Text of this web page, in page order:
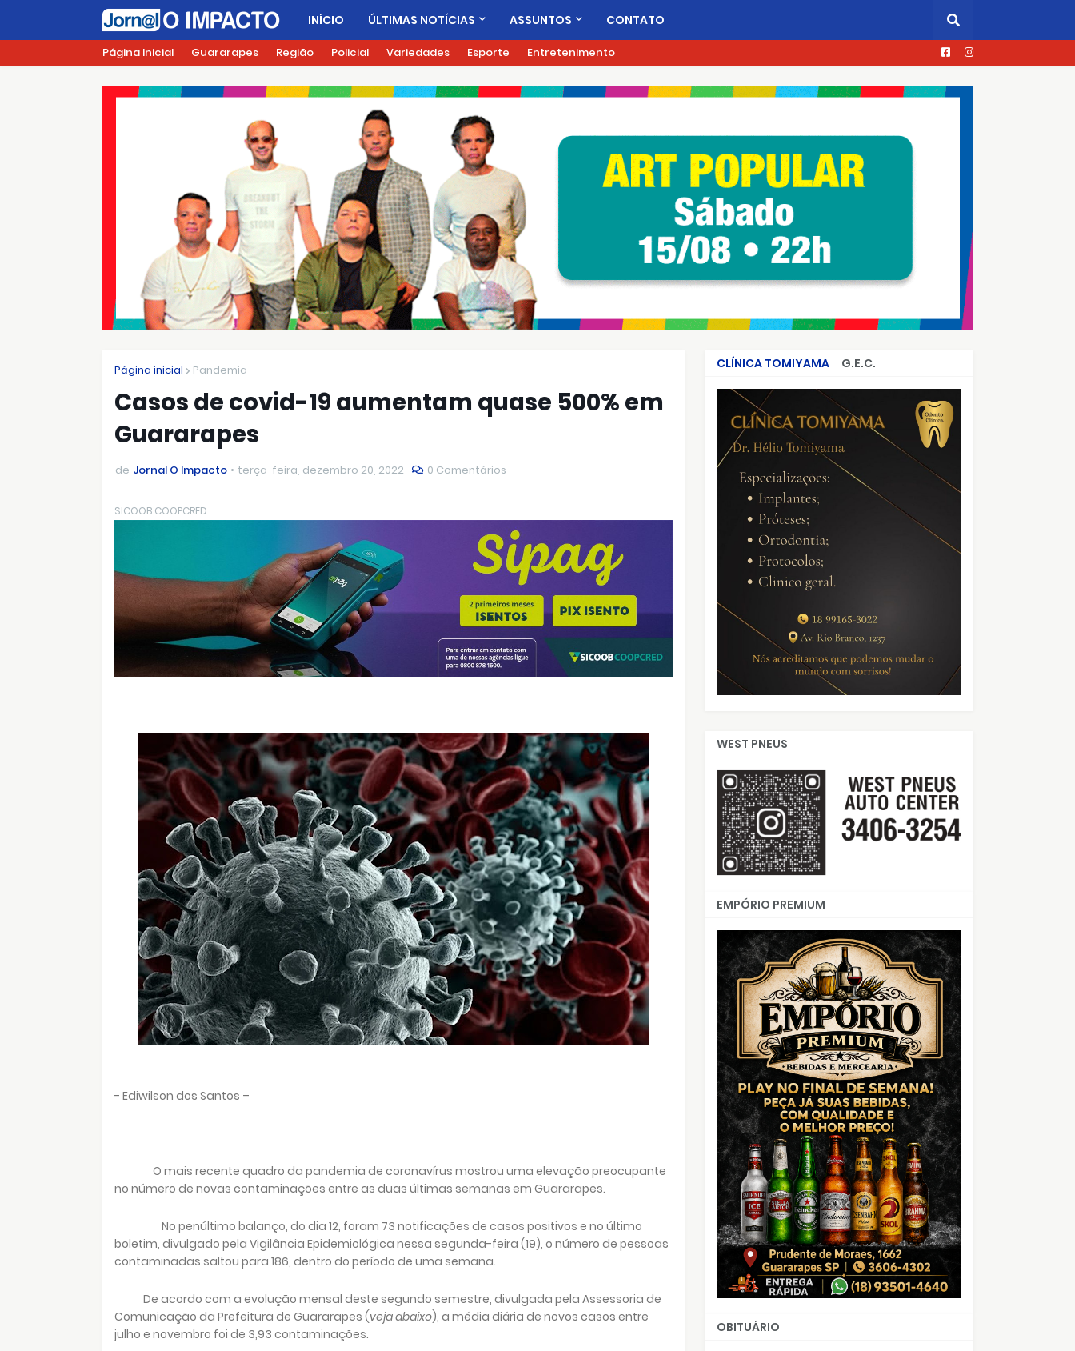
INÍCIO ÚLTIMAS NOTÍCIAS ASSUNTOS CONTATO
Página Inicial Guararapes Região Policial Variedades Esporte Entretenimento
Página inicial Pandemia
Casos de covid-19 aumentam quase 500% em
Guararapes
de Jornal O Impacto terça-feira, dezembro 20, 2022 0 Comentários
SICOOB COOPCRED
- Ediwilson dos Santos –
O mais recente quadro da pandemia de coronavírus mostrou uma elevação preocupante
no número de novas contaminações entre as duas últimas semanas em Guararapes.
No penúltimo balanço, do dia 12, foram 73 notificações de casos positivos e no último
boletim, divulgado pela Vigilância Epidemiológica nessa segunda-feira (19), o número de pessoas
contaminadas saltou para 186, dentro do período de uma semana.
De acordo com a evolução mensal deste segundo semestre, divulgada pela Assessoria de
Comunicação da Prefeitura de Guararapes (veja abaixo), a média diária de novos casos entre
julho e novembro foi de 3,93 contaminações.
CLÍNICA TOMIYAMA
G.E.C.
CRIMES QUE ABALARAM O BRASIL
WEST PNEUS
EMPÓRIO PREMIUM
OBITUÁRIO